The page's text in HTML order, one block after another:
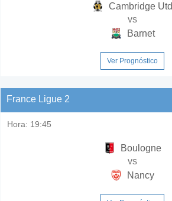
Cambridge Utd
vs
Barnet
Ver Prognóstico
France Ligue 2
Hora: 19:45
Boulogne
vs
Nancy